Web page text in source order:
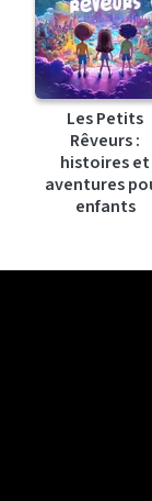
Les Petits
Rêveurs :
histoires et
aventures
enfants